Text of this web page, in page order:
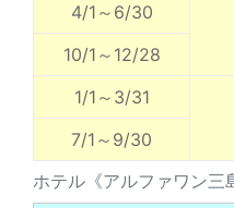
4/1～6/30
10/1～12/28
1/1～3/31
7/1～9/30
ホテル《アルファワン三